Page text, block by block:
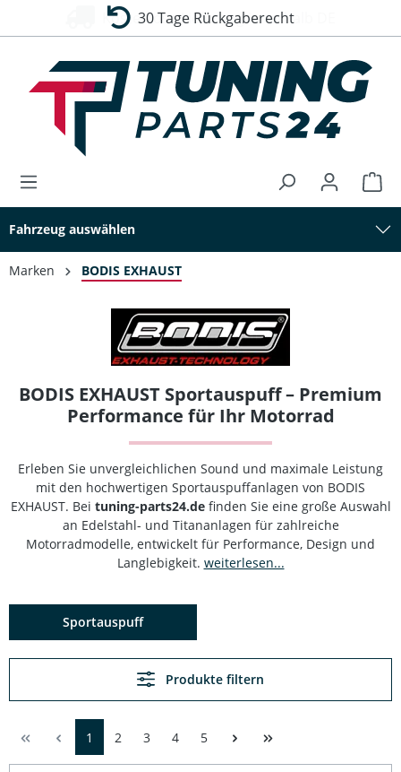
30 Tage Rückgaberecht
Fahrzeug auswählen
Marken BODIS EXHAUST
BODIS EXHAUST Sportauspuff – Premium
Performance für Ihr Motorrad
Erleben Sie unvergleichlichen Sound und maximale Leistung
mit den hochwertigen Sportauspuffanlagen von BODIS
EXHAUST. Bei tuning-parts24.definden Sie eine große Auswahl
an Edelstahl- und Titananlagen für zahlreiche
Motorradmodelle, entwickelt für Performance, Design und
Langlebigkeit. weiterlesen...
Sportauspuff
Produkte filtern
1 2 3 4 5